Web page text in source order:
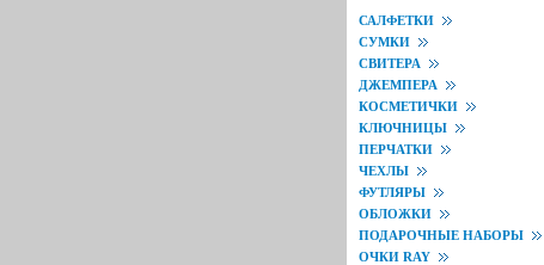
САЛФЕТКИ
СУМКИ
СВИТЕРА
ДЖЕМПЕРА
КОСМЕТИЧКИ
КЛЮЧНИЦЫ
ПЕРЧАТКИ
ЧЕХЛЫ
ФУТЛЯРЫ
ОБЛОЖКИ
ПОДАРОЧНЫЕ НАБОРЫ
ОЧКИ RAY